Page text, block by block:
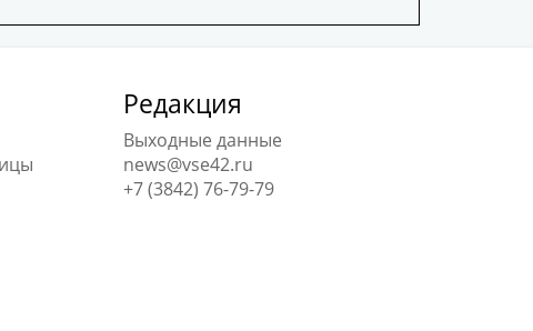
Редакция
Выходные данные
news@vse42.ru
+7 (3842) 76-79-79